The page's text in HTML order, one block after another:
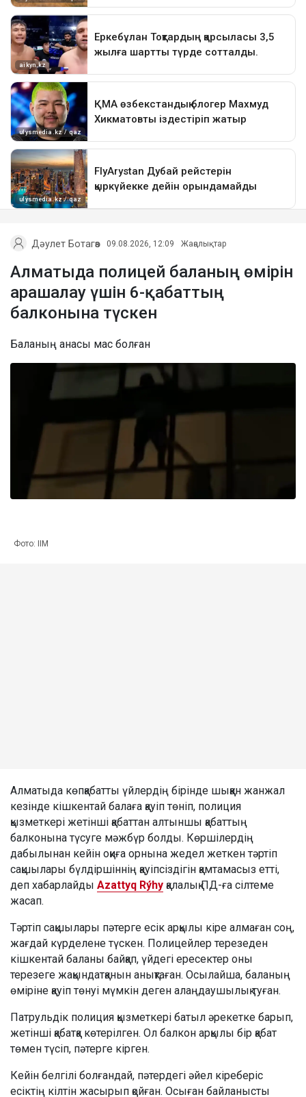
Дәулет Ботагөз 09.08.2026, 12:09 Жаңалықтар
Алматыда полицей баланың өмірін
арашалау үшін 6-қабаттың
балконына түскен
Баланың анасы мас болған
Фото: ІІМ
Алматыда көпқабатты үйлердің бірінде шыққан жанжал
кезінде кішкентай балаға қауіп төніп, полиция
қызметкері жетінші қабаттан алтыншы қабаттың
балконына түсуге мәжбүр болды. Көршілердің
дабылынан кейін оқиға орнына жедел жеткен тәртіп
сақшылары бүлдіршіннің қауіпсіздігін қамтамасыз етті,
деп хабарлайды Azattyq Rýhy қалалық ПД-ға сілтеме
жасап.
Тәртіп сақшылары пәтерге есік арқылы кіре алмаған соң,
жағдай күрделене түскен. Полицейлер терезеден
кішкентай баланы байқап, үйдегі ересектер оны
терезеге жақындатқанын анықтаған. Осылайша, баланың
өміріне қауіп төнуі мүмкін деген алаңдаушылық туған.
Патрульдік полиция қызметкері батыл әрекетке барып,
жетінші қабатқа көтерілген. Ол балкон арқылы бір қабат
төмен түсіп, пәтерге кірген.
Кейін белгілі болғандай, пәтердегі әйел кіреберіс
есіктің кілтін жасырып қойған. Осыған байланысты